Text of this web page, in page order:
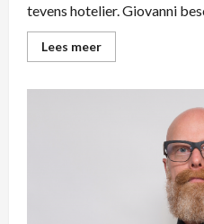
tevens hotelier. Giovanni
Lees meer